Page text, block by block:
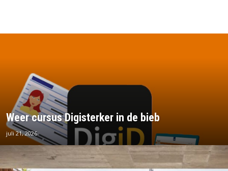
Weer cursus Digisterker in de bieb
juli 21, 2026